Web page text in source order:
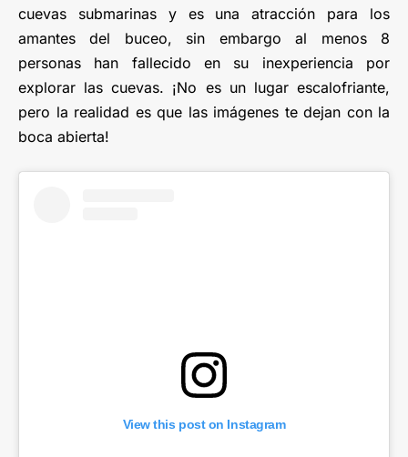
cuevas submarinas y es una atracción para los
amantes del buceo, sin embargo al menos 8
personas han fallecido en su inexperiencia por
explorar las cuevas. ¡No es un lugar escalofriante,
pero la realidad es que las imágenes te dejan con la
boca abierta!
View this post on Instagram